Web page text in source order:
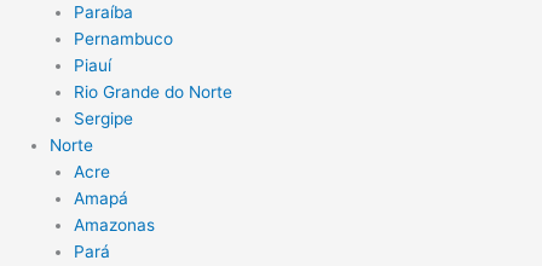
Paraíba
Pernambuco
Piauí
Rio Grande do Norte
Sergipe
Norte
Acre
Amapá
Amazonas
Pará